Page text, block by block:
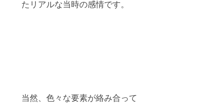
たリアルな当時の感情です。
当然、色々な要素が絡み合って